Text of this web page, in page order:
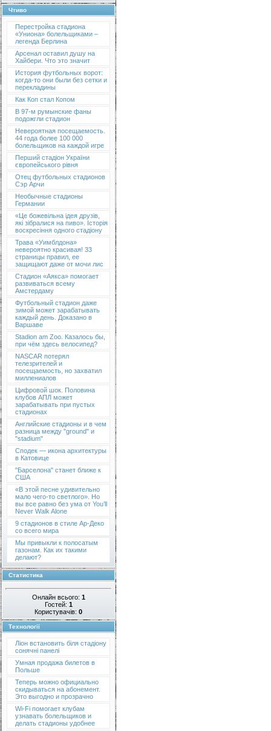
Чтиво
Перестройка стадиона
«Униона» болельщиками –
легенда Берлина
Арсенал оставил душу на
Хайбери. Что это значит
История футбольных ворот:
когда-то они были без сетки и
перекладины
Как Коп стал Копом
В 97-м румынские фаны
подожгли стадион
Невероятная посещаемость.
44 года более 100 000
болельщиков на каждой игре
Перший стадіон України
європейського рівня
Отец футбольных стадионов
Сэр Арчи
Необычные стадионы
Германии
«Це божевільна ідея друзів,
які зібралися на пиво». Історія
воскресіння одного стадіону
Трава «Уимблдона»
невероятно красивая! 33
страницы правил, ее
защищают даже от мочи лис
Стадион «Аякса» помогает
развиваться всему
Амстердаму
Футбольный стадион даже
зимой может зарабатывать
каждый день. Доказано в
Варшаве
Stadion am Zoo. Казалось бы,
при чём здесь велосипед?
NASCAR потерял
телезрителей и
посещаемость, но захватил
миллениалов
Цифровой шок. Половина
клубов АПЛ может
зарабатывать при пустых
стадионах
Английские стадионы и в чем
разница между "ground" и
"stadium"
Сподек — икона архитектуры
в Катовице
"Барселона" станет ближе к
США
«В этой песне удивительно
мало чего-то светлого». Но
вы все равно без ума от You’ll
Never Walk Alone
9 стадионов в стиле Ар-Деко
со всего мира
Мы привыкли к полосатым
газонам. Как их такими
делают?
Статистика
Онлайн всього: 1
Гостей: 1
Користувачів: 0
Технології
Ліон встановить біля стадіону
сонячні панелі
Умная продажа билетов в
Польше
Теперь можно официально
скидываться на абонемент.
Это выгодно и прозрачно
Wi-Fi помогает клубам
узнавать болельщиков и
делать стадионы удобнее